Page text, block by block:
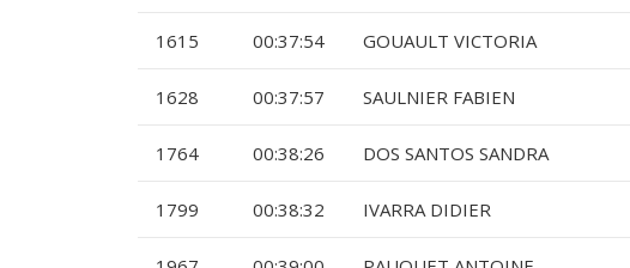
1615 00:37:54 GOUAULT VICTORIA
1628 00:37:57 SAULNIER FABIEN
1764 00:38:26 DOS SANTOS SANDRA
1799 00:38:32 IVARRA DIDIER